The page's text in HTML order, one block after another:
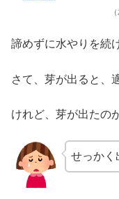
諦めずに水やりを続
さて、芽が出ると、
けれど、芽が出たの
せっかく